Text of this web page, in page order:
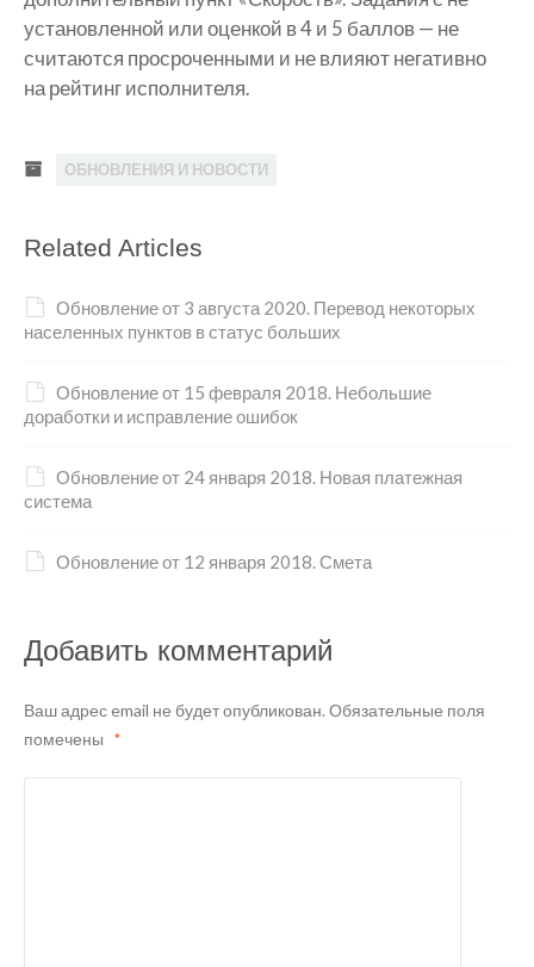
установленной или оценкой в 4 и 5 баллов — не
считаются просроченными и не влияют негативно
на рейтинг исполнителя.
ОБНОВЛЕНИЯ И НОВОСТИ
Related Articles
Обновление от 3 августа 2020. Перевод некоторых
населенных пунктов в статус больших
Обновление от 15 февраля 2018. Небольшие
доработки и исправление ошибок
Обновление от 24 января 2018. Новая платежная
система
Обновление от 12 января 2018. Смета
Добавить комментарий
Ваш адрес email не будет опубликован. Обязательные поля
помечены *